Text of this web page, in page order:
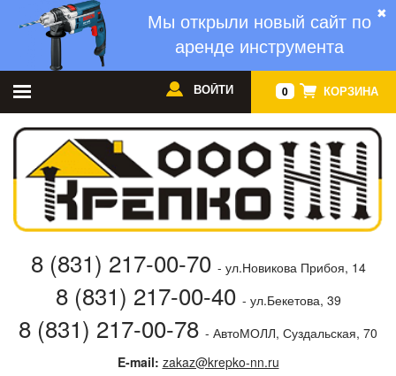
✖
Мы открыли новый сайт по
аренде инструмента
0 КОРЗИНА
ВОЙТИ
8 (831) 217-00-70 - ул.Новикова Прибоя, 14
8 (831) 217-00-40 - ул.Бекетова, 39
8 (831) 217-00-78 - АвтоМОЛЛ, Суздальская, 70
E-mail: zakaz@krepko-nn.ru